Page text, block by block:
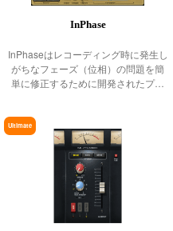
InPhase
InPhaseはレコーディング時に発生し
がちなフェーズ（位相）の問題を簡
単に修正するために開発されたプラ
ライメント作業、複雑なフェーズの
修正を
Ultimate